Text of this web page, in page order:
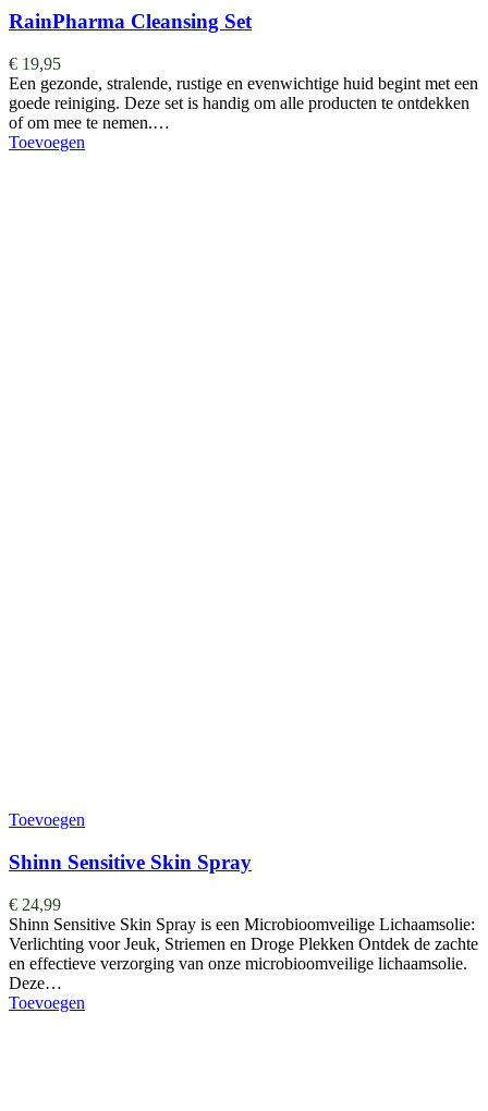
RainPharma Cleansing Set
€ 19,95
Een gezonde, stralende, rustige en evenwichtige huid begint met een
goede reiniging. Deze set is handig om alle producten te ontdekken
of om mee te nemen.…
Toevoegen
Toevoegen
Shinn Sensitive Skin Spray
€ 24,99
Shinn Sensitive Skin Spray is een Microbioomveilige Lichaamsolie:
Verlichting voor Jeuk, Striemen en Droge Plekken Ontdek de zachte
en effectieve verzorging van onze microbioomveilige lichaamsolie.
Deze…
Toevoegen